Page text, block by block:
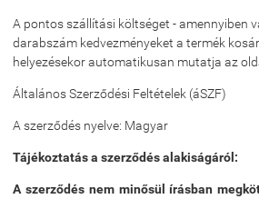
A pontos szállítási költséget - amennyiben
darabszám kedvezményeket a termék
helyezésekor automatikusan mutatja az
Általános Szerződési Feltételek (áSZF)
A szerződés nyelve: Magyar
Tájékoztatás a szerződés alakiságáról:
A szerződés nem minősül írásban